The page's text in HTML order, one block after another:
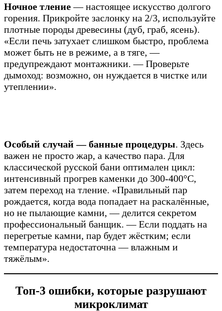
Ночное тление— настоящее искусство долгого
горения. Прикройте заслонку на 2/3, используйте
плотные породы древесины (дуб, граб, ясень).
«Если печь затухает слишком быстро, проблема
может быть не в режиме, а в тяге, —
предупреждают монтажники. — Проверьте
дымоход: возможно, он нуждается в чистке или
утеплении».
Особый случай — банные процедуры. Здесь
важен не просто жар, а качество пара. Для
классической русской бани оптимален цикл:
интенсивный прогрев каменки до 300-400°C,
затем переход на тление. «Правильный пар
рождается, когда вода попадает на раскалённые,
но не пылающие камни, — делится секретом
профессиональный банщик. — Если поддать на
перегретые камни, пар будет жёстким; если
температура недостаточна — влажным и
тяжёлым».
Топ-3 ошибки, которые разрушают
микроклимат